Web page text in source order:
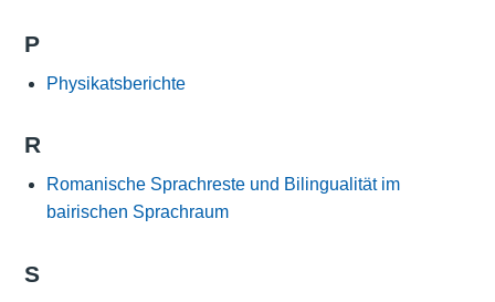
P
Physikatsberichte
R
Romanische Sprachreste und Bilingualität im
bairischen Sprachraum
S